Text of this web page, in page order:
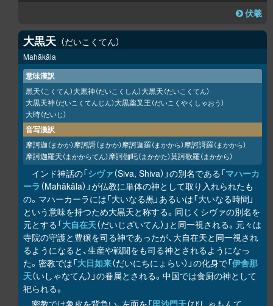
伏羲
大黒天 だいこくてん
Mahākāla
意味漢訳
黒天（こくてん）大黒神（だいこくしん）大黒天（だいこくてん）
大黒天神（だいこくてんじん）大黒薬叉王（だいこくやくしゃおう）
大時（だいじ）
音写漢訳
摩訶迦（まかか）摩訶謌（まかか）摩訶迦羅（まかから）摩訶謌羅（まかから）
摩訶迦羅天（まかからてん）摩訶伽吒（まかかた）莫訶歌羅（まかから）
インド神話の「シヴァ（Siva, Shiva）」の別名である「マハーカ
ーラ （Mahākāla）」が仏教に単体の神として取り入れられたも
の。マハーカーラには「大いなる黒」あるいは「大いなる時間」
という意味を持つため大黒天と称する。同じくシヴァの別名を
元とする「大自在天（だいじざいてん）」と同一視される。元々は
寺院の守護と豊穣を司る神であったが、大自在天と同一視され
るようになると、生産や戦闘をも司る神とされるようになっ
た。密教では「大日如来（だいにちにょらい）」の化身で「伊舎那
天（いしゃなてん）」の眷属とされる。中国では食厨の神として
祀られる。
密教では象皮を背負い、左面を「毘沙門天（びしゃもんて